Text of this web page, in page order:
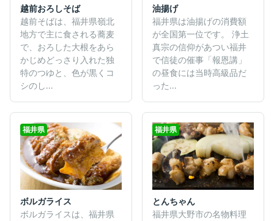
越前おろしそば
越前そばは、福井県嶺北
地方で主に食される蕎麦
で、おろした大根をあら
かじめどっさり入れた独
特のつゆと、色が黒くコ
シのし...
油揚げ
福井県は油揚げの消費額
が全国第一位です。 浄土
真宗の信仰があつい福井
で信徒の催事「報恩講」
の昼食には当時高級品だ
った...
福井県
ボルガライス
ボルガライスは、福井県
福井県
とんちゃん
福井県大野市の名物料理